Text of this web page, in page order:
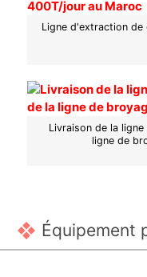
Ligne d'extraction de
Livraison de la
ligne de
Équipement